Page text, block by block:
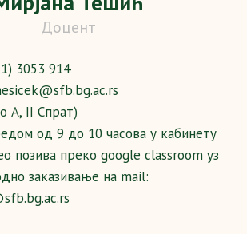
Доцент
3053 914
А, II Спрат)
од 9 до 10 часова у кабинету
позива преко google classroom уз
заказивање на mail: